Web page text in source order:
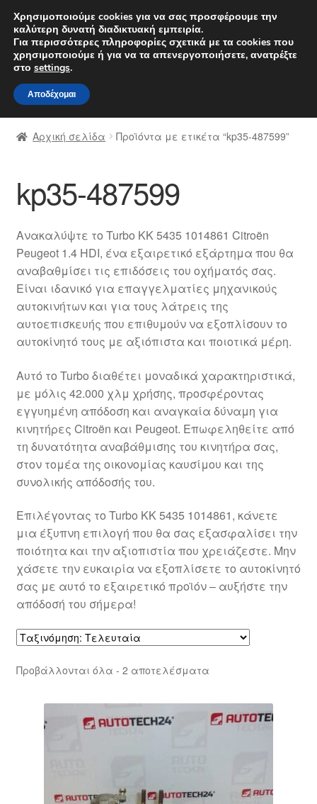
ΑΠΟΣΤΟΛΗ από 7 EUR
Δευτέρα-Παρ. 9 π.μ. - 4 μ.μ.
Απευθείας
μετάβαση
στην
πλοήγηση
Μετάβαση
σε
περιεχόμενο
Αρχική
Διαδικασία Παραπόνων
Επικοινωνία
Μεταφορά
Ο λογαριασμός μου
Ολοκλήρωση αγοράς
Οροι και Προϋποθέσεις
Παγκόσμια αποστολή
Παράπονα
πληρωμές
Πολιτική Απορρήτου
Σχετικά με εμάς
Αρχική σελίδα Προϊόντα με ετικέτα “kp35-487599”
kp35-487599
Ανακαλύψτε το Turbo KK 5435 1014861 Citroën
Peugeot 1.4 HDI, ένα εξαιρετικό εξάρτημα που θα
αναβαθμίσει τις επιδόσεις του οχήματός σας.
Είναι ιδανικό για επαγγελματίες μηχανικούς
αυτοκινήτων και για τους λάτρεις της
αυτοεπισκευής που επιθυμούν να εξοπλίσουν το
αυτοκίνητό τους με αξιόπιστα και ποιοτικά μέρη.
Αυτό το Turbo διαθέτει μοναδικά χαρακτηριστικά,
με μόλις 42.000 χλμ χρήσης, προσφέροντας
εγγυημένη απόδοση και αναγκαία δύναμη για
κινητήρες Citroën και Peugeot. Επωφεληθείτε από
τη δυνατότητα αναβάθμισης του κινητήρα σας,
στον τομέα της οικονομίας καυσίμου και της
συνολικής απόδοσής του.
Επιλέγοντας το Turbo KK 5435 1014861, κάνετε
μια έξυπνη επιλογή που θα σας εξασφαλίσει την
ποιότητα και την αξιοπιστία που χρειάζεστε. Μην
χάσετε την ευκαιρία να εξοπλίσετε το αυτοκίνητό
σας με αυτό το εξαιρετικό προϊόν – αυξήστε την
απόδοσή του σήμερα!
Προβάλλονται όλα - 2 αποτελέσματαSorted
latest
Χρησιμοποιούμε cookies για να σας προσφέρουμε την
καλύτερη δυνατή διαδικτυακή εμπειρία.
Για περισσότερες πληροφορίες σχετικά με τα cookies που
χρησιμοποιούμε ή για να τα απενεργοποιήσετε, ανατρέξτε
στο settings.
Αποδέχομαι